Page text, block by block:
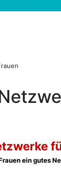
ein gutes